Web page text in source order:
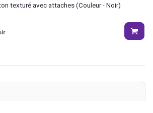
texturé avec attaches(Couleur - Noir)